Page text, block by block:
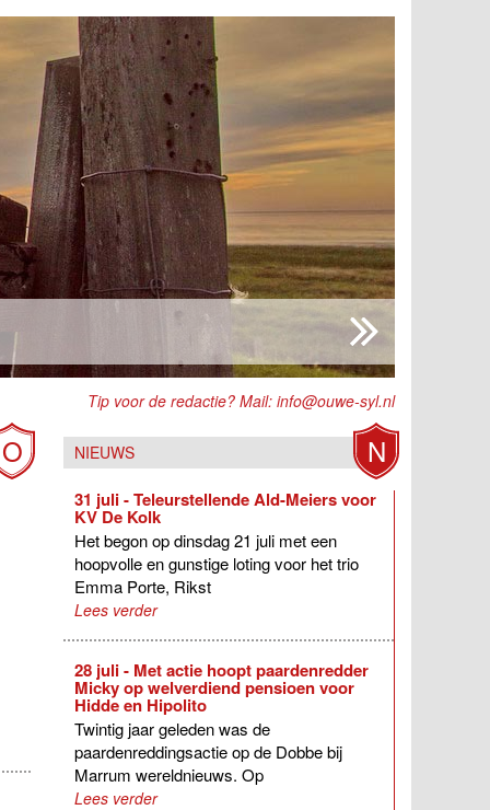
Tip voor de redactie? Mail: info@ouwe-syl.nl
O NIEUWS N
31 juli - Teleurstellende Ald-Meiers voor
KV De Kolk
Het begon op dinsdag 21 juli met een
hoopvolle en gunstige loting voor het trio
Emma Porte, Rikst
Lees verder
28 juli - Met actie hoopt paardenredder
Micky op welverdiend pensioen voor
Hidde en Hipolito
Twintig jaar geleden was de
paardenreddingsactie op de Dobbe bij
Marrum wereldnieuws. Op
Lees verder